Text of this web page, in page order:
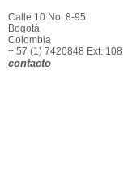
América Latina -Historia -
América Latina -Historia
Guerras de
Independencia, 1806-
1830[1]
Antioquia (Colombia)--
Antioquia (Colombia)--
Artesanos - Santander -
Asentamientos
Autonomía universitaria--
Calle 10 No. 8-95
Bogotá
Colombia
+ 57 (1) 7420848 Ext. 108
contacto